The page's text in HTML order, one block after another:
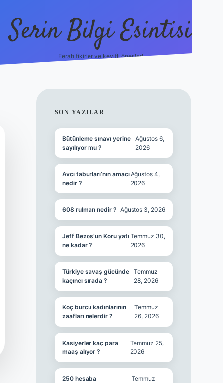
Serin Bilgi Esintisi
Ferah fikirler ve keyifli öneriler!
SIDEBAR
SON YAZILAR
Bütünleme sınavı yerine
sayılıyor mu ?
Ağustos 6,
2026
Avcı taburları’nın amacı
nedir ?
Ağustos 4,
2026
608 rulman nedir ? Ağustos 3, 2026
Jeff Bezos’un Koru yatı
ne kadar ?
Temmuz 30,
2026
Türkiye savaş gücünde
kaçıncı sırada ?
Temmuz
28, 2026
Koç burcu kadınlarının
zaafları nelerdir ?
Temmuz
26, 2026
Kasiyerler kaç para
maaş alıyor ?
Temmuz 25,
2026
250 hesaba
Temmuz
ilbet giriş